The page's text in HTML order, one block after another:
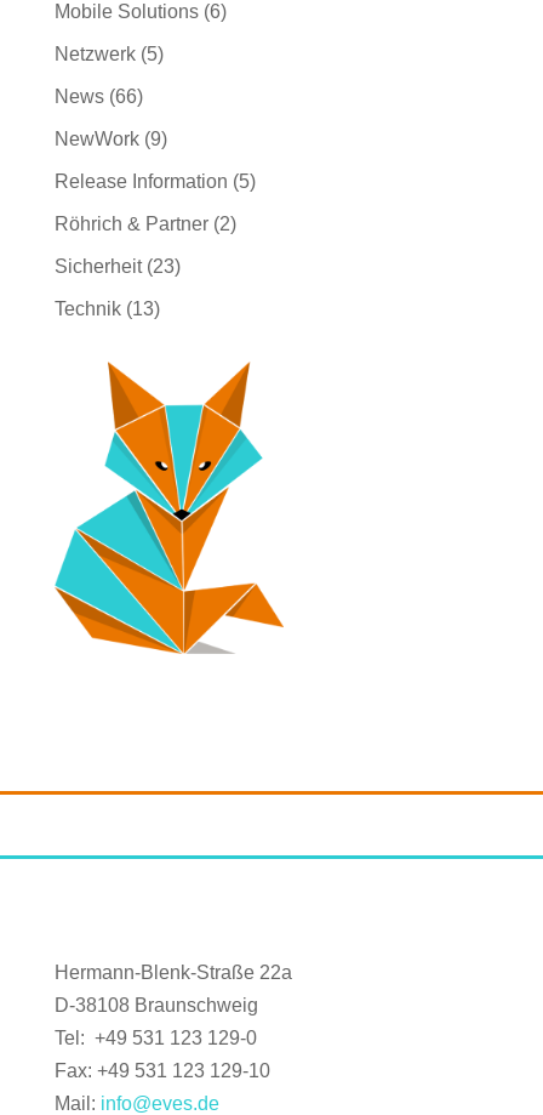
Mobile Solutions(6)
Netzwerk(5)
News(66)
NewWork(9)
Release Information (5)
Röhrich & Partner(2)
Sicherheit(23)
Technik(13)
Hermann-Blenk-Straße 22a
D-38108 Braunschweig
Tel: +49 531 123 129-0
Fax: +49 531 123 129-10
Mail: info@eves.de